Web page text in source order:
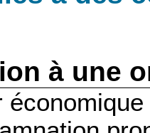
à une